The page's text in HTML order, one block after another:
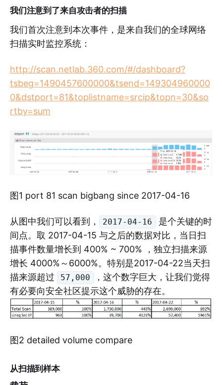
我们注意到了来自攻击者的扫描
我们首次注意到本次事件，是来自我们的全球网络
扫描实时监控系统：
http://scan.netlab.360.com/#/dashboard?
tsbeg=1490457600000&tsend=149304960000
0&dstport=81&toplistname=srcip&topn=30&so
rtby=sum
图1 port 81 scan bigbang since 2017-04-16
从图中我们可以看到， 2017-04-16
是个关键的时
间点。取 2017-04-15 与之后的数据对比，当日扫
描事件数量增长到 400% ~ 700% ，独立扫描来源
增长 4000%～6000%。特别是2017-04-22当天扫
描来源超过
57,000
，这个数字巨大，让我们觉得
有必要向安全社区提示这个威胁的存在。
图2 detailed volume compare
从扫描到样本